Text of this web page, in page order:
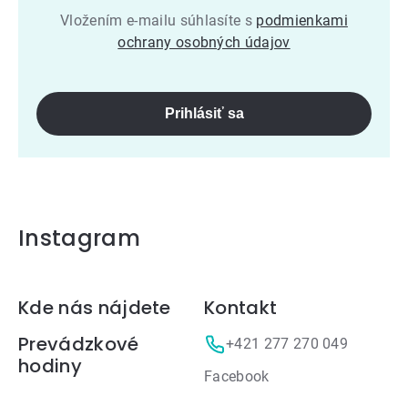
Vložením e-mailu súhlasíte s podmienkami
ochrany osobných údajov
Prihlásiť sa
Instagram
Zápätie
Kde nás nájdete
Prevádzkové
hodiny
Kontakt
+421 277 270 049
Facebook